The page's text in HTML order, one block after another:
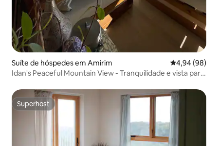
Suíte de hóspedes em Amirim Classificação
4,94 (98)
Idan's Peaceful Mountain View - Tranquilidade e vista para
Superhost
Superhost